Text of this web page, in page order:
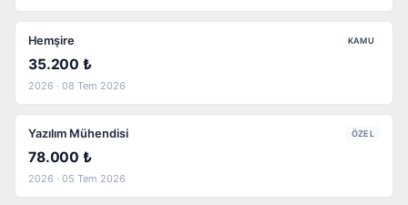
Hemşire KAMU
35.200 ₺
2026 · 08 Tem 2026
Yazılım Mühendisi ÖZEL
78.000 ₺
2026 · 05 Tem 2026